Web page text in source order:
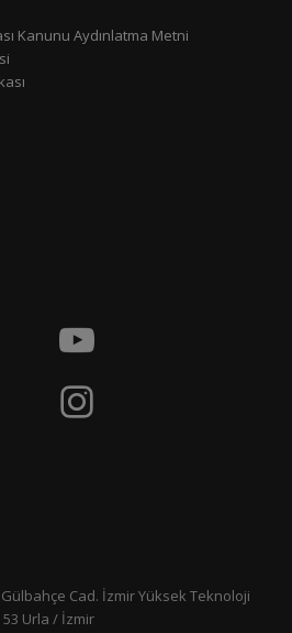
Kanunu Aydınlatma Metni
Cad. İzmir Yüksek Teknoloji
Urla / İzmir